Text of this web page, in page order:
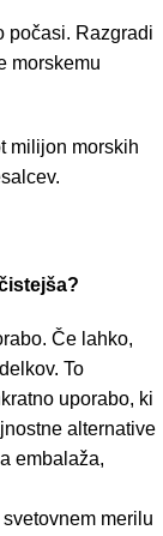
počasi. Razgradi
morskemu
milijon morskih
Če lahko,
To
uporabo, ki
alternative
embalaža,
merilu